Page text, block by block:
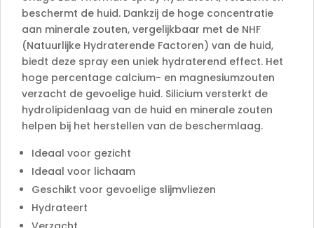
beschermt de huid. Dankzij de hoge concentratie
aan minerale zouten, vergelijkbaar met de NHF
(Natuurlijke Hydraterende Factoren) van de huid,
biedt deze spray een uniek hydraterend effect. Het
hoge percentage calcium- en magnesiumzouten
verzacht de gevoelige huid. Silicium versterkt de
hydrolipidenlaag van de huid en minerale zouten
helpen bij het herstellen van de beschermlaag.
Ideaal voor gezicht
Ideaal voor lichaam
Geschikt voor gevoelige slijmvliezen
Hydrateert